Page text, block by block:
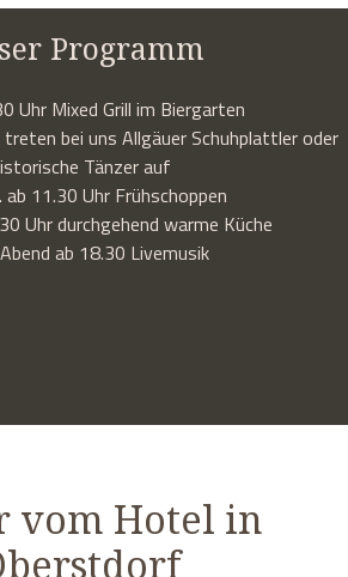
Programm
Uhr Mixed Grill im Biergarten
bei uns Allgäuer Schuhplattler oder
Tänzer auf
ab 11.30 Uhr Frühschoppen
Uhr durchgehend warme Küche
ab 18.30 Livemusik
vom Hotel in